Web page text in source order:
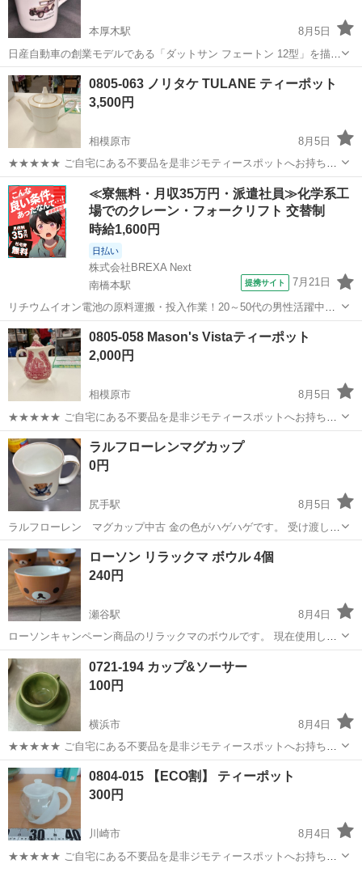
本厚木駅
8月5日
日産自動車の創業モデルである「ダットサン フェートン 12型」を描い
たメモリアルノベルティグッズです。「Thank you all for 100,000,000
cars!」というメッセージがデザインされています。オークシ...
神奈川 厚木市 食器
0805-063 ノリタケ TULANE ティーポット
3,500円
相模原市
8月5日
★★★★★ ご自宅にある不要品を是非ジモティースポットへお持ち込
みしませんか？ 家電、趣味・スポーツ・レジャー用品、こども用品、
衣料服飾品、生活雑貨、家具、本、CD・DVDなどが無料でまとめて持
ち込めます！ ※詳細はこ...
神奈川 相模原市 食器 ノリタケ
≪寮無料・月収35万円・派遣社員≫化学系工
場でのクレーン・フォークリフト 交替制
時給1,600円
日払い
株式会社BREXA Next
南橋本駅
提携サイト 7月21日
リチウムイオン電池の原料運搬・投入作業！20～50代の男性活躍中★
ワンルーム寮完備！赴任旅費会社負担！年間休日130日★フォークリフ
ト免許お持ちの方、活躍中！就業先食堂利用可★《神奈川県相模原
市》 人気の工場のお仕事 ◇電...
神奈川 相模原市
0805-058 Mason's Vistaティーポット
2,000円
相模原市
8月5日
★★★★★ ご自宅にある不要品を是非ジモティースポットへお持ち込
みしませんか？ 家電、趣味・スポーツ・レジャー用品、こども用品、
衣料服飾品、生活雑貨、家具、本、CD・DVDなどが無料でまとめて持
ち込めます！ ※詳細はこ...
神奈川 相模原市 ティーポット
ラルフローレンマグカップ
0円
尻手駅
8月5日
ラルフローレン マグカップ中古 金の色がハゲハゲです。 受け渡し場
所 尻手駅改札口越しまたは ニトリ鶴見店入り口になります。
神奈川 横浜市
ローソン リラックマ ボウル 4個
240円
瀬谷駅
8月4日
ローソンキャンペーン商品のリラックマのボウルです。 現在使用して
いないので出品します。 4つありますが、ひとつは欠けがあります。
多少のお値段交渉は承ります。 引取りに来ていただける方限定とさせ
ていただきます。 よろしくお願...
神奈川 大和市 食器 リラックマ
0721-194 カップ&ソーサー
100円
横浜市
8月4日
★★★★★ ご自宅にある不要品を是非ジモティースポットへお持ち込
みしませんか？ 家電、趣味・スポーツ・レジャー用品、こども用品、
衣料服飾品、生活雑貨、家具、本、CD・DVDなどが無料でまとめて持
ち込めます！ ※詳細はこ...
神奈川 横浜市 食器 現地
0804-015 【ECO割】 ティーポット
300円
川崎市
8月4日
★★★★★ ご自宅にある不要品を是非ジモティースポットへお持ち込